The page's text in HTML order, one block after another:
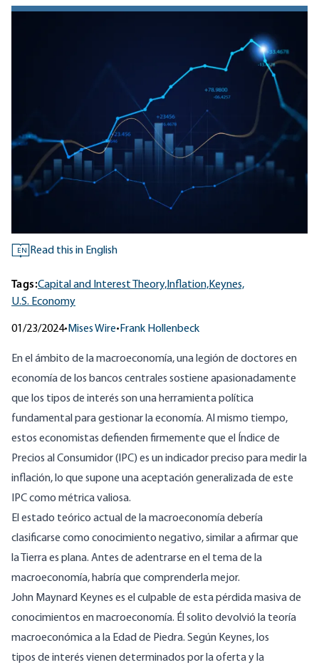
EN Read this in English
Tags:Capital and Interest Theory, Inflation,Keynes,
U.S. Economy
01/23/2024• Mises Wire• Frank Hollenbeck
En el ámbito de la macroeconomía, una legión de doctores en
economía de los bancos centrales sostiene apasionadamente
que los tipos de interés son una herramienta política
fundamental para gestionar la economía. Al mismo tiempo,
estos economistas defienden firmemente que el Índice de
Precios al Consumidor (IPC) es un indicador preciso para medir la
inflación, lo que supone una aceptación generalizada de este
IPC como métrica valiosa.
El estado teórico actual de la macroeconomía debería
clasificarse como conocimiento negativo, similar a afirmar que
la Tierra es plana. Antes de adentrarse en el tema de la
macroeconomía, habría que comprenderla mejor.
John Maynard Keynes es el culpable de esta pérdida masiva de
conocimientos en macroeconomía. Él solito devolvió la teoría
macroeconómica a la Edad de Piedra. Según Keynes, los
tipos de interés vienen determinados por la oferta y la